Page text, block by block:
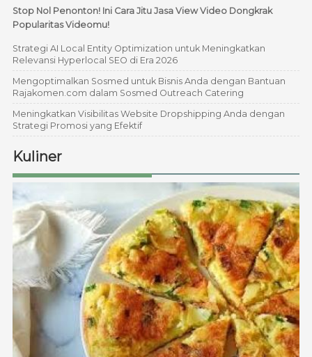
Stop Nol Penonton! Ini Cara Jitu Jasa View Video Dongkrak
Popularitas Videomu!
Strategi AI Local Entity Optimization untuk Meningkatkan
Relevansi Hyperlocal SEO di Era 2026
Mengoptimalkan Sosmed untuk Bisnis Anda dengan Bantuan
Rajakomen.com dalam Sosmed Outreach Catering
Meningkatkan Visibilitas Website Dropshipping Anda dengan
Strategi Promosi yang Efektif
Kuliner